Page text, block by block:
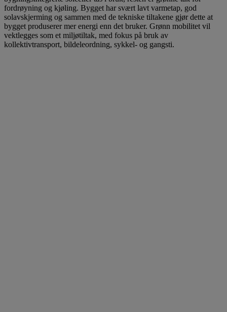
fordrøyning og kjøling. Bygget har svært lavt varmetap, god
solavskjerming og sammen med de tekniske tiltakene gjør dette at
bygget produserer mer energi enn det bruker. Grønn mobilitet vil
vektlegges som et miljøtiltak, med fokus på bruk av
kollektivtransport, bildeleordning, sykkel- og gangsti.